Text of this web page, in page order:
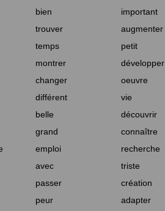
bien important
trouver augmenter
temps petit
montrer développer
changer oeuvre
différent vie
belle découvrir
grand connaître
emploi recherche
avec triste
passer création
peur adapter